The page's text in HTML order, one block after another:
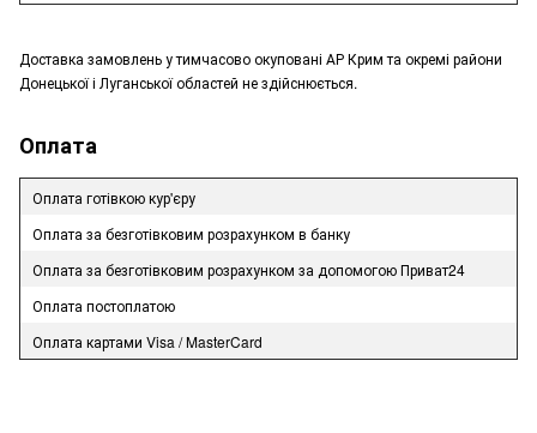
Доставка замовлень у тимчасово окуповані АР Крим та окремі райони
Донецької і Луганської областей не здійснюється.
Оплата
Оплата готівкою кур'єру
Оплата за безготівковим розрахунком в банку
Оплата за безготівковим розрахунком за допомогою Приват24
Оплата постоплатою
Оплата картами Visa / MasterCard